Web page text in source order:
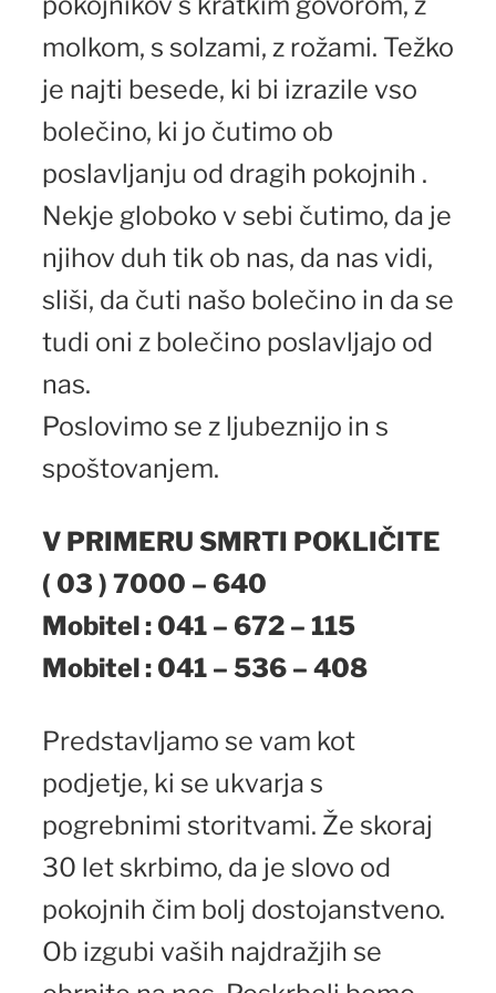
molkom, s solzami, z rožami. Težko
je najti besede, ki bi izrazile vso
bolečino, ki jo čutimo ob
poslavljanju od dragih pokojnih .
Nekje globoko v sebi čutimo, da je
njihov duh tik ob nas, da nas vidi,
sliši, da čuti našo bolečino in da se
tudi oni z bolečino poslavljajo od
nas.
Poslovimo se z ljubeznijo in s
spoštovanjem.
V PRIMERU SMRTI POKLIČITE
( 03 ) 7000 – 640
Mobitel : 041 – 672 – 115
Mobitel : 041 – 536 – 408
Predstavljamo se vam kot
podjetje, ki se ukvarja s
pogrebnimi storitvami. Že skoraj
30 let skrbimo, da je slovo od
pokojnih čim bolj dostojanstveno.
Ob izgubi vaših najdražjih se